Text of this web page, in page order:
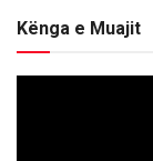
Kënga e Muajit